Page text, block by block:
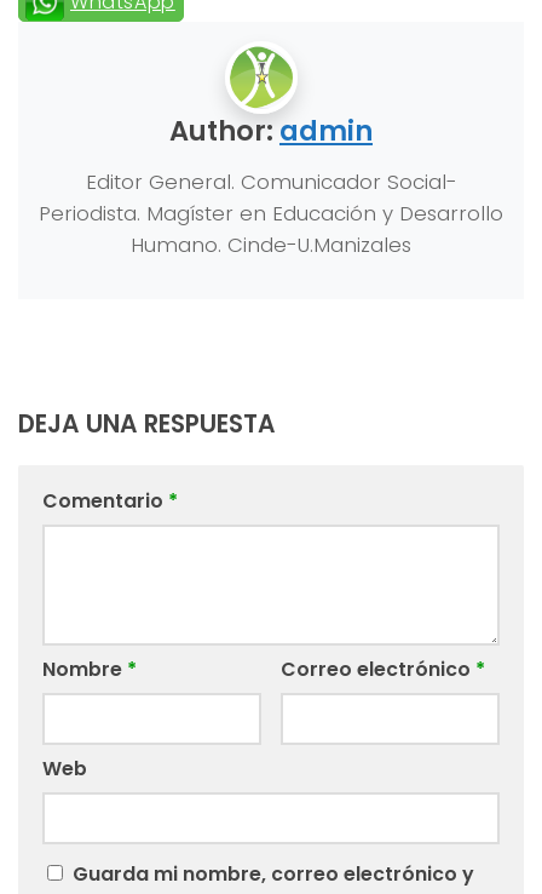
Author:admin
Editor General. Comunicador Social-
Periodista. Magíster en Educación y Desarrollo
Humano. Cinde-U.Manizales
DEJA UNA RESPUESTA
Comentario *
Nombre * Correo electrónico *
Web
Guarda mi nombre, correo electrónico y